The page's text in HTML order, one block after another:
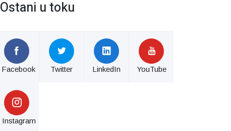
Ostani u toku
Facebook Twitter LinkedIn YouTube
Instagram